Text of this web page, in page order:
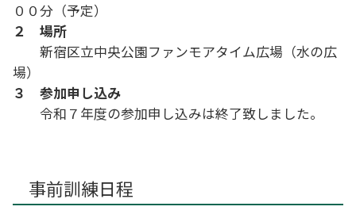
００分（予定）
２ 場所
新宿区立中央公園ファンモアタイム広場（水の広
場）
３ 参加申し込み
令和７年度の参加申し込みは終了致しました。
事前訓練日程